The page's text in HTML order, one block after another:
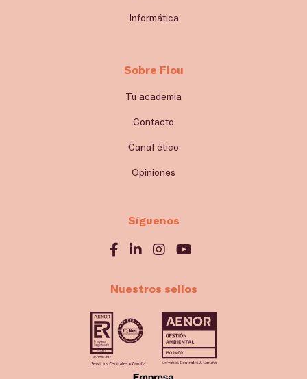
Informática
Sobre Flou
Tu academia
Contacto
Canal ético
Opiniones
Síguenos
Nuestros sellos